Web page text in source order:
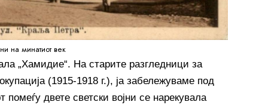
на минатиот век
„Хамидие“. На старите разгледници за
(1915-1918 г.), ја забележуваме под
двете светски војни се нарекувала